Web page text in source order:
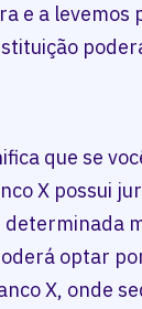
e a levemos
que se
X possui
determinada
optar
X, onde